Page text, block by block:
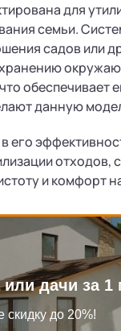
для
семьи.
садов или
обеспечивает
данную
его
отходов,
и комфорт
дачи за 1
скидку до 20%!